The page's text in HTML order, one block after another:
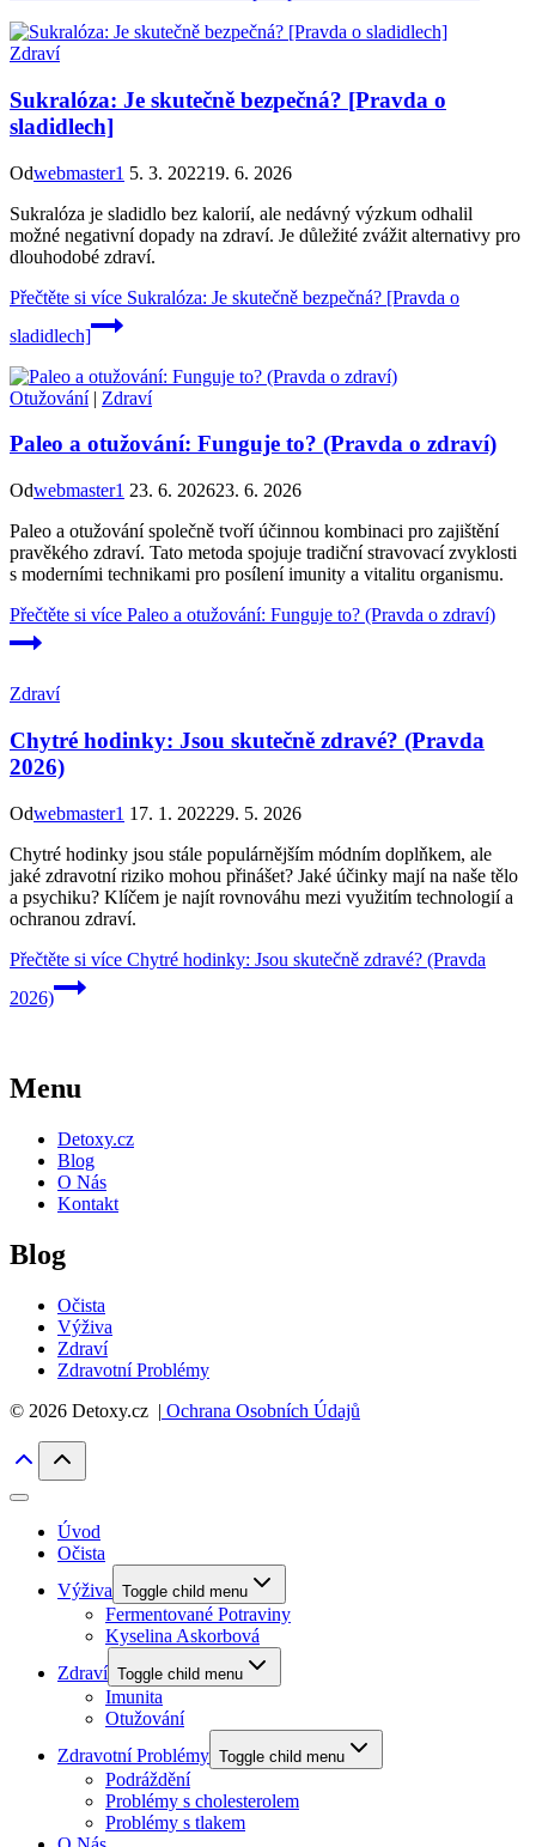
Zdraví
Sukralóza: Je skutečně bezpečná? [Pravda o
sladidlech]
Odwebmaster1 5. 3. 202219. 6. 2026
Sukralóza je sladidlo bez kalorií, ale nedávný výzkum odhalil
možné negativní dopady na zdraví. Je důležité zvážit alternativy pro
dlouhodobé zdraví.
Přečtěte si více Sukralóza: Je skutečně bezpečná? [Pravda o
sladidlech]
Otužování| Zdraví
Paleo a otužování: Funguje to? (Pravda o zdraví)
Odwebmaster1 23. 6. 202623. 6. 2026
Paleo a otužování společně tvoří účinnou kombinaci pro zajištění
pravěkého zdraví. Tato metoda spojuje tradiční stravovací zvyklosti
s moderními technikami pro posílení imunity a vitalitu organismu.
Přečtěte si více Paleo a otužování: Funguje to? (Pravda o zdraví)
Zdraví
Chytré hodinky: Jsou skutečně zdravé? (Pravda
2026)
Odwebmaster1 17. 1. 202229. 5. 2026
Chytré hodinky jsou stále populárnějším módním doplňkem, ale
jaké zdravotní riziko mohou přinášet? Jaké účinky mají na naše tělo
a psychiku? Klíčem je najít rovnováhu mezi využitím technologií a
ochranou zdraví.
Přečtěte si více Chytré hodinky: Jsou skutečně zdravé? (Pravda
2026)
Menu
Detoxy.cz
Blog
O Nás
Kontakt
Blog
Očista
Výživa
Zdraví
Zdravotní Problémy
© 2026 Detoxy.cz | Ochrana Osobních Údajů
Úvod
Očista
Výživa Toggle child menu
Fermentované Potraviny
Kyselina Askorbová
Zdraví Toggle child menu
Imunita
Otužování
Zdravotní Problémy Toggle child menu
Podráždění
Problémy s cholesterolem
Problémy s tlakem